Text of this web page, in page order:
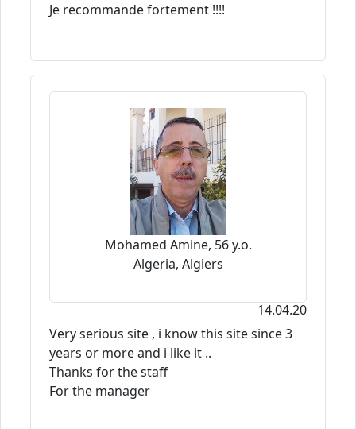
Je recommande fortement !!!!
Mohamed Amine, 56 y.o.
Algeria, Algiers
14.04.20
Very serious site , i know this site since 3
years or more and i like it ..
Thanks for the staff
For the manager